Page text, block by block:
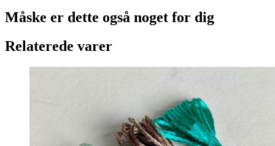
Måske er dette også noget for dig
Relaterede varer